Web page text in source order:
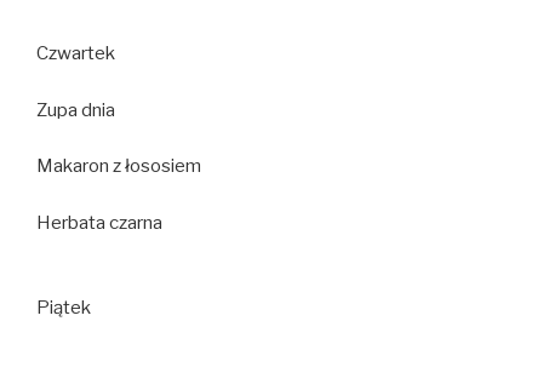
Czwartek
Zupa dnia
Makaron z łososiem
Herbata czarna
Piątek